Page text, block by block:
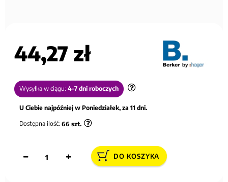
44,27 zł
Wysyłka w ciągu: 4-7 dni roboczych
U Ciebie najpóźniej w Poniedziałek, za 11 dni.
Dostępna ilość: 66 szt.
DO KOSZYKA